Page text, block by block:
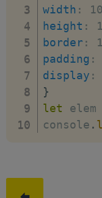
width :
height :
border :
padding :
display :
}
let elem
console .